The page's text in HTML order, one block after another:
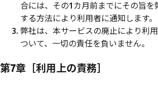
合には、その1カ月前までにその旨を
する方法により利用者に通知します。
弊社は、本サービスの廃止により利
ついて、一切の責任を負いません。
第7章［利用上の責務］